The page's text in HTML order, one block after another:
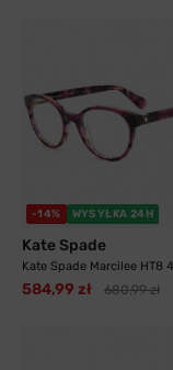
-14% WYSYŁKA 24H
Kate Spade
Kate Spade Marcilee HT8
584,99 zł 680,99 zł